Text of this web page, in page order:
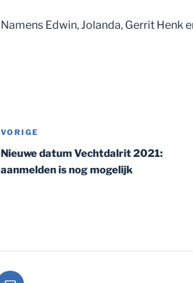
Namens Edwin, Jolanda, Gerrit Henk
Bericht
navigatie
Vorig
bericht
VORIGE
Nieuwe datum Vechtdalrit 2021:
aanmelden is nog mogelijk
E-